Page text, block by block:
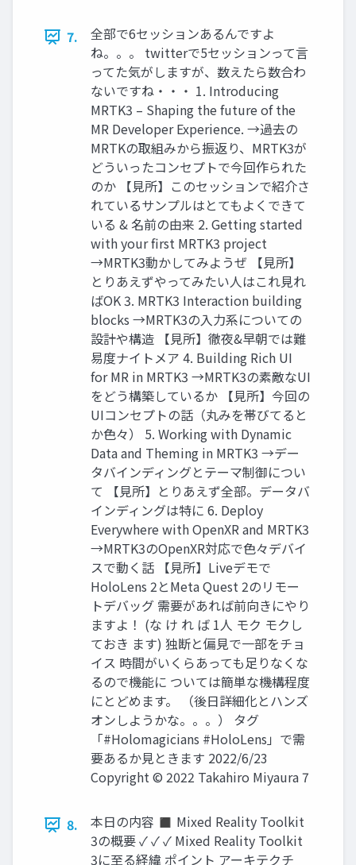
7.
全部で6セッションあるんですよ
ね。。。 twitterで5セッションって言
ってた気がしますが、数えたら数合わ
ないですね・・・ 1. Introducing
MRTK3 – Shaping the future of the
MR Developer Experience. →過去の
MRTKの取組みから振返り、MRTK3が
どういったコンセプトで今回作られた
のか 【見所】このセッションで紹介さ
れているサンプルはとてもよくできて
いる & 名前の由来 2. Getting started
with your first MRTK3 project
→MRTK3動かしてみようぜ 【見所】
とりあえずやってみたい人はこれ見れ
ばOK 3. MRTK3 Interaction building
blocks →MRTK3の入力系についての
設計や構造 【見所】徹夜&早朝では難
易度ナイトメア 4. Building Rich UI
for MR in MRTK3 →MRTK3の素敵なUI
をどう構築しているか 【見所】今回の
UIコンセプトの話（丸みを帯びてると
か色々） 5. Working with Dynamic
Data and Theming in MRTK3 →デー
タバインディングとテーマ制御につい
て 【見所】とりあえず全部。データバ
インディングは特に 6. Deploy
Everywhere with OpenXR and MRTK3
→MRTK3のOpenXR対応で色々デバイ
スで動く話 【見所】Liveデモで
HoloLens 2とMeta Quest 2のリモー
トデバッグ 需要があれば前向きにやり
ますよ！ (な け れ ば 1人 モク モクし
ておき ます) 独断と偏見で一部をチョ
イス 時間がいくらあっても足りなくな
るので機能に ついては簡単な機構程度
にとどめます。 （後日詳細化とハンズ
オンしようかな。。。） タグ
「#Holomagicians #HoloLens」で需
要あるか見ときます 2022/6/23
Copyright © 2022 Takahiro Miyaura 7
8.
本日の内容 ◼ Mixed Reality Toolkit
3の概要 ✓ ✓ ✓ Mixed Reality Toolkit
3に至る経緯 ポイント アーキテクチ